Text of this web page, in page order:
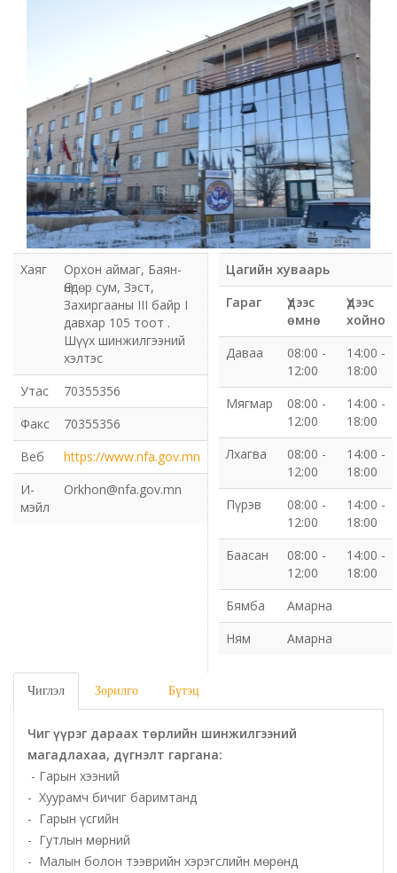
Мэдээлэл шуурхай удирдлагын төв
Нийтийн номын сан
Эрдэнэт Булганы цахилгаан түгээх сүлжээ ТӨХК
Эрдэнэт ус, дулаан түгээх сүлжээ ОНӨХК
Бүсийн оношлогоо эмчилгээний төв
Хот тохижуулах газар
Орхон аймаг Шуудан үйлчилгээний газар
Биеийн тамир, спортын газар
Газрын харилцаа барилга хот байгуулалтын газар
Нийгмийн даатгалын газар
Орон нутгийн Өмчийн газар
Орхон аймаг дахь Гаалийн газар
Орхон аймгийн Байгаль орчны газар
Санхүүгийн хяналт, дотоод аудитын газар
Стандарт, хэмжил зүйн хэлтэс
Статистикийн хэлтэс
Татварын газар
Хаяг
Орхон аймаг, Баян-
Өндөр сум, Зэст,
Захиргааны III байр I
давхар 105 тоот .
Шүүх шинжилгээний
хэлтэс
Утас
70355356
Факс
70355356
Веб
https://www.nfa.gov.mn
И-
мэйл
Orkhon@nfa.gov.mn
Цагийн хуваарь
Гараг
Үдээс
өмнө
Үдээс
хойно
Даваа
08:00 -
12:00
14:00 -
18:00
Мягмар
08:00 -
12:00
14:00 -
18:00
Лхагва
08:00 -
12:00
14:00 -
18:00
Пүрэв
08:00 -
12:00
14:00 -
18:00
Баасан
08:00 -
12:00
14:00 -
18:00
Бямба
Амарна
Ням
Амарна
Чиглэл Зорилго Бүтэц
Чиг үүрэг дараах төрлийн шинжилгээний
магадлахаа, дүгнэлт гаргана:
- Гарын хээний
- Хуурамч бичиг баримтанд
- Гарын үсгийн
- Гутлын мөрний
- Малын болон тээврийн хэрэгслийн мөрөнд